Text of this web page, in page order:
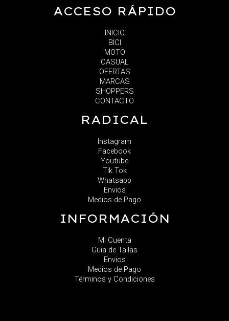
ACCESO RÁPIDO
INICIO
BICI
MOTO
CASUAL
OFERTAS
MARCAS
SHOPPERS
CONTACTO
RADICAL
Instagram
Facebook
Youtube
Tik Tok
Whatsapp
Envios
Medios de Pago
INFORMACIÓN
Mi Cuenta
Guia de Tallas
Envios
Medios de Pago
Términos y Condiciones